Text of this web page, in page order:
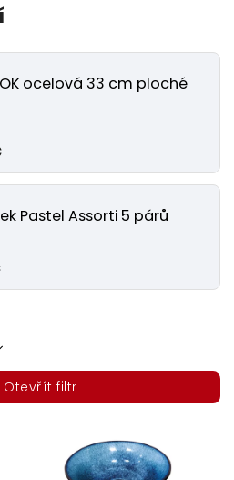
ocelová 33 cm ploché
Pastel Assorti 5 párů
Otevřít filtr